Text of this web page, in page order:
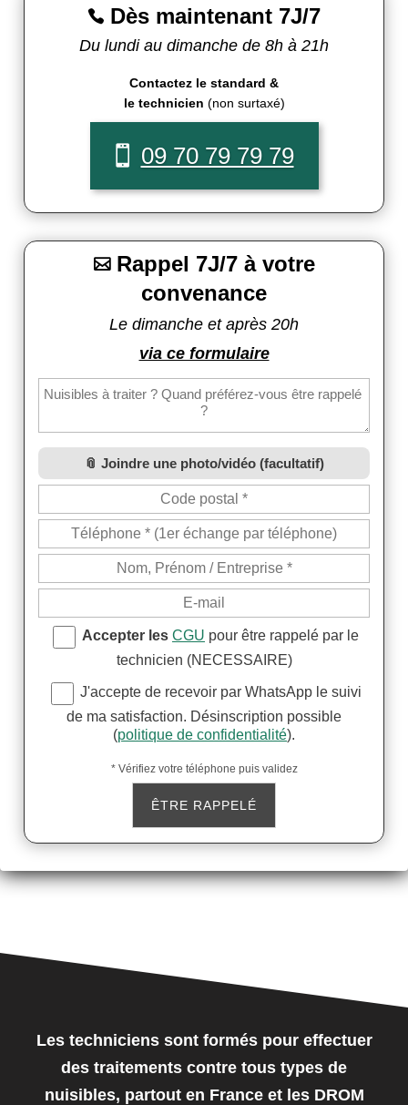
 Dès maintenant 7J/7
Du lundi au dimanche de 8h à 21h
Contactez le standard &
le technicien (non surtaxé)
09 70 79 79 79
Rappel 7J/7 à votre
convenance
Le dimanche et après 20h
via ce formulaire
Joindre une photo/vidéo (facultatif)
Accepter les CGU pour être rappelé par le
technicien (NECESSAIRE)
J'accepte de recevoir par WhatsApp le suivi
de ma satisfaction. Désinscription possible
(politique de confidentialité).
* Vérifiez votre téléphone puis validez
Les techniciens sont formés pour effectuer
des traitements contre tous types de
nuisibles, partout en France et les DROM